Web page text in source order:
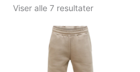
Viser alle 7 resultaterSortert